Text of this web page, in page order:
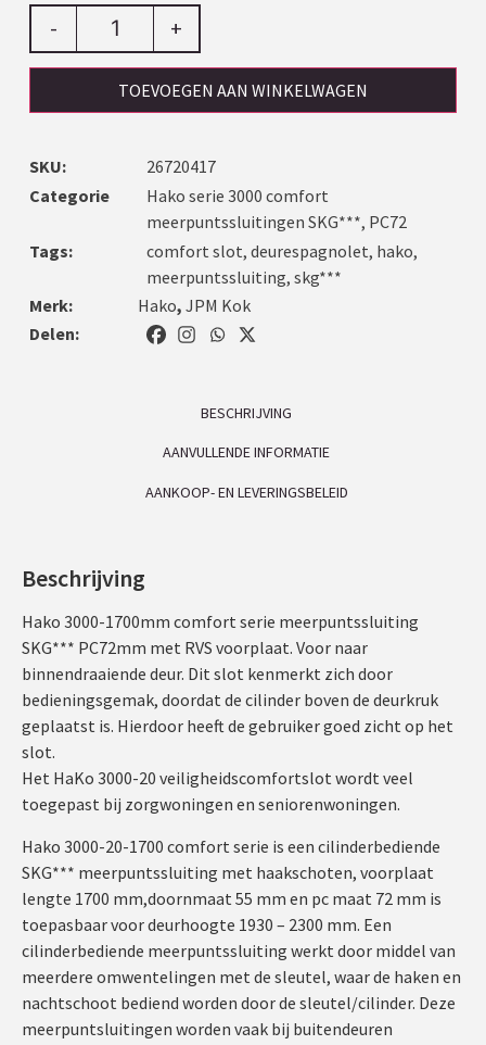
- +
TOEVOEGEN AAN WINKELWAGEN
SKU:
26720417
Categorie
Hako serie 3000 comfort
meerpuntssluitingen SKG***, PC72
Tags:
comfort slot, deurespagnolet, hako,
meerpuntssluiting, skg***
Merk:
Hako, JPM Kok
Delen:
BESCHRIJVING
AANVULLENDE INFORMATIE
AANKOOP- EN LEVERINGSBELEID
Beschrijving
Hako 3000-1700mm comfort serie meerpuntssluiting
SKG*** PC72mm met RVS voorplaat. Voor naar
binnendraaiende deur. Dit slot kenmerkt zich door
bedieningsgemak, doordat de cilinder boven de deurkruk
geplaatst is. Hierdoor heeft de gebruiker goed zicht op het
slot.
Het HaKo 3000-20 veiligheidscomfortslot wordt veel
toegepast bij zorgwoningen en seniorenwoningen.
Hako 3000-20-1700 comfort serie is een cilinderbediende
SKG*** meerpuntssluiting met haakschoten, voorplaat
lengte 1700 mm,doornmaat 55 mm en pc maat 72 mm is
toepasbaar voor deurhoogte 1930 – 2300 mm. Een
cilinderbediende meerpuntssluiting werkt door middel van
meerdere omwentelingen met de sleutel, waar de haken en
nachtschoot bediend worden door de sleutel/cilinder. Deze
meerpuntsluitingen worden vaak bij buitendeuren